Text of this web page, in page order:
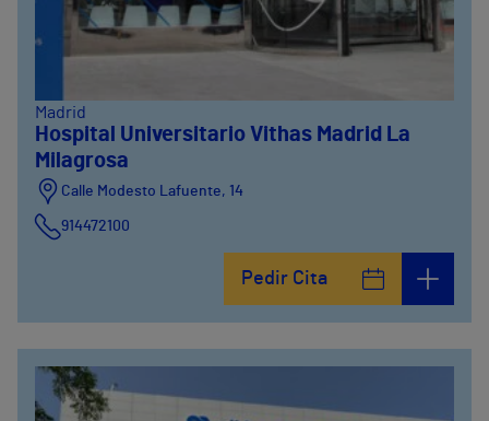
Madrid
Hospital Universitario Vithas Madrid La
Milagrosa
Calle Modesto Lafuente, 14
914472100
Pedir Cita